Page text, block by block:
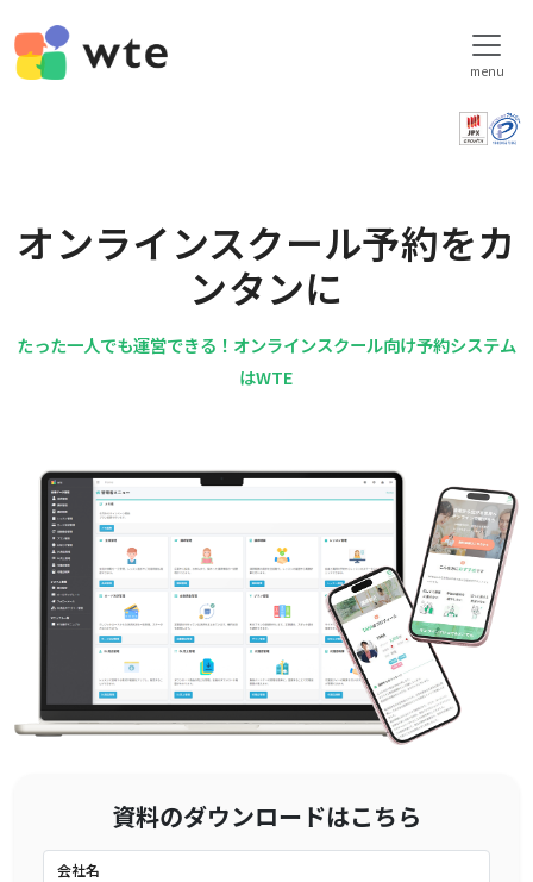
menu
オンラインスクール予約をカ
ンタンに
たった一人でも運営できる！オンラインスクール向け予約システム
はWTE
資料のダウンロードはこちら
会社名